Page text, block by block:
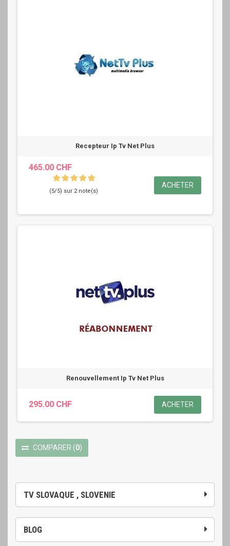
TV SLOVAQUE , SLOVENIE
BLOG
Recepteur Ip Tv Net Plus
465.00 CHF
(5/5) sur 2 note(s)
ACHETER
Renouvellement Ip Tv Net Plus
295.00 CHF ACHETER
COMPARER (0)